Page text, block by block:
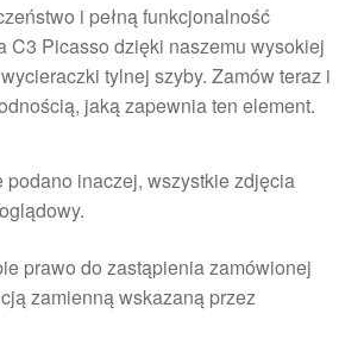
i pełną funkcjonalność
C3 Picasso dzięki naszemu wysokiej
tylnej szyby. Zamów teraz i
jaką zapewnia ten element.
inaczej, wszystkie zdjęcia
prawo do zastąpienia zamówionej
zamienną wskazaną przez